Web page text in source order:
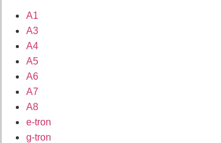
A1
A3
A4
A5
A6
A7
A8
e-tron
g-tron